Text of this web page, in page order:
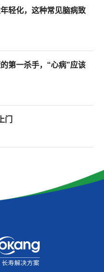
轻化，这种常见脑病致
第一杀手，“心病”应该